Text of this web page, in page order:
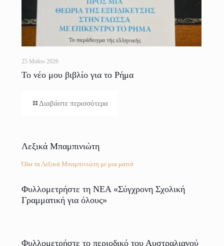
25 Μαΐου 2026
Το νέο μου βιβλίο για το Ρήμα
Διαβάστε περισσότερα
Λεξικά Μπαμπινιώτη
Όλα τα Λεξικά Μπαμπινιώτη με μια ματιά
Φυλλομετρήστε τη ΝΕΑ «Σύγχρονη Σχολική
Γραμματική για όλους»
Φυλλομετρήστε το περιοδικό του Αυστραλιανού